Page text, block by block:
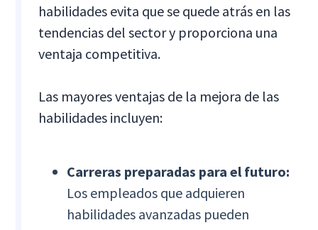
habilidades evita que se quede atrás en las
tendencias del sector y proporciona una
ventaja competitiva.
Las mayores ventajas de la mejora de las
habilidades incluyen:
Carreras preparadas para el futuro:
Los empleados que adquieren
habilidades avanzadas pueden